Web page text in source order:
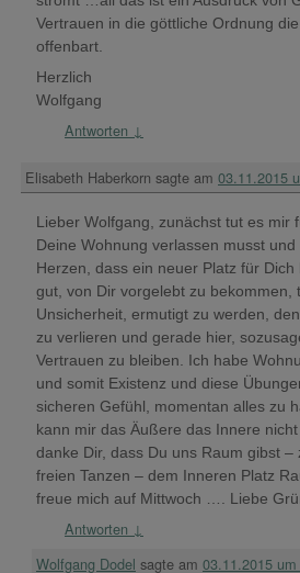
Vertrauen in die göttliche Ordnung
offenbart.
Herzlich
Wolfgang
Antworten ↓
Elisabeth Haberkorn sagte am 03.11.2015
Lieber Wolfgang, zunächst tut es mir
Deine Wohnung verlassen musst
Herzen, dass ein neuer Platz für
gut, von Dir vorgelebt zu bekommen,
Unsicherheit, ermutigt zu werden,
zu verlieren und gerade hier,
Vertrauen zu bleiben. Ich habe
und somit Existenz und diese
sicheren Gefühl, momentan alles zu
kann mir das Äußere das Innere
danke Dir, dass Du uns Raum gibst –
freien Tanzen – dem Inneren Platz
freue mich auf Mittwoch …. Liebe
Antworten ↓
Wolfgang Dodel sagte am 03.11.2015